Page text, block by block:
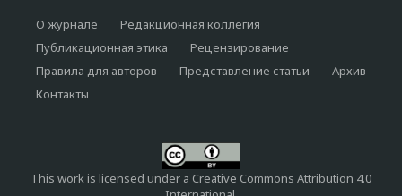
О журнале
Редакционная коллегия
Публикационная этика
Рецензирование
Правила для авторов
Представление статьи
Архив
Контакты
This work is licensed under a Creative Commons Attribution 4.0